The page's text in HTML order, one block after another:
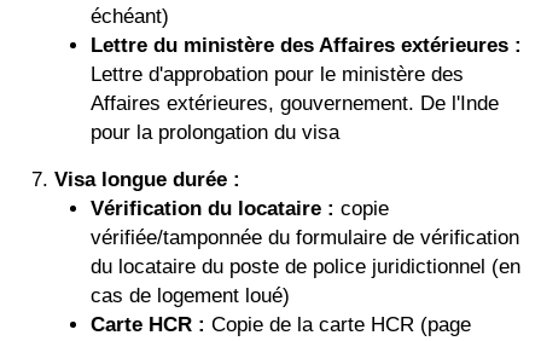
échéant)
Lettre du ministère des Affaires extérieures :
Lettre d'approbation pour le ministère des
Affaires extérieures, gouvernement. De l'Inde
pour la prolongation du visa
Visa longue durée :
Vérification du locataire : copie
vérifiée/tamponnée du formulaire de vérification
du locataire du poste de police juridictionnel (en
cas de logement loué)
Carte HCR : Copie de la carte HCR (page